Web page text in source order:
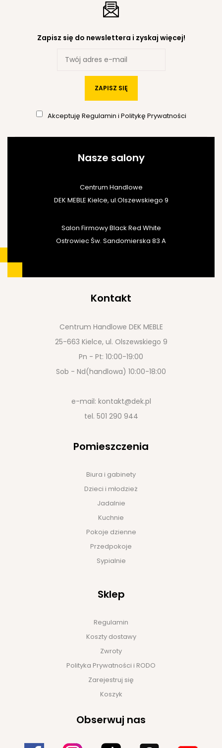
Zapisz się do newslettera i zyskaj więcej!
ZAPISZ SIĘ
Akceptuję Regulamin i Politykę Prywatności
Nasze salony
Centrum Handlowe
DEK MEBLE Kielce, ul.Olszewskiego 9
Salon Firmowy Black Red White
Ostrowiec Św. Sandomierska 83 A
Kontakt
Centrum Handlowe DEK MEBLE
25-663 Kielce, ul. Olszewskiego 9
Pn - Pt: 10:00-19:00
Sob - Nd(handlowa) 10:00-18:00
e-mail: kontakt@dek.pl
tel. 501 290 944
Pomieszczenia
Biura i gabinety
Dzieci i młodzież
Jadalnie
Kuchnie
Pokoje dzienne
Przedpokoje
Sypialnie
Sklep
Regulamin
Koszty dostawy
Zwroty
Polityka Prywatności i RODO
Zarejestruj się
Koszyk
Obserwuj nas